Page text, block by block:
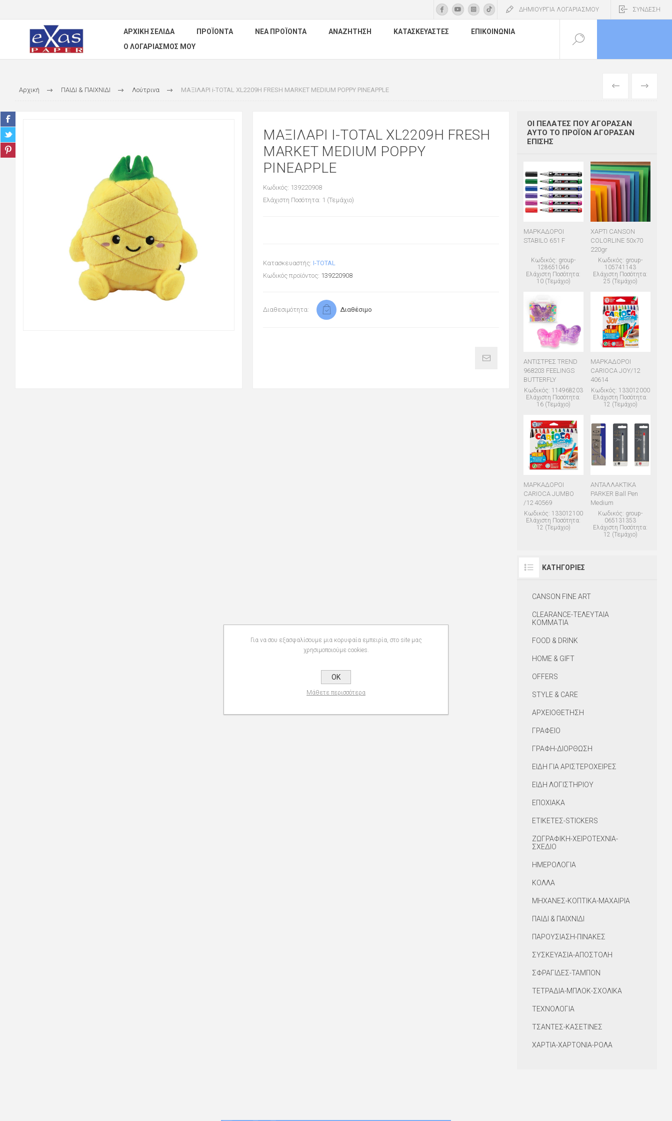
ΔΗΜΙΟΥΡΓΙΑ ΛΟΓΑΡΙΑΣΜΟΥ ΣΥΝΔΕΣΗ
ΑΡΧΙΚΉ ΣΕΛΊΔΑ ΠΡΟΪΌΝΤΑ ΝΈΑ ΠΡΟΪΌΝΤΑ ΑΝΑΖΉΤΗΣΗ ΚΑΤΑΣΚΕΥΑΣΤΈΣ
ΕΠΙΚΟΙΝΩΝΊΑ
Ο ΛΟΓΑΡΙΑΣΜΌΣ ΜΟΥ
Αρχική ΠΑΙΔΙ & ΠΑΙΧΝΙΔΙ Λούτρινα ΜΑΞΙΛΑΡΙ i-TOTAL XL2209H FRESH MARKET MEDIUM POPPY PINEAPPLE ΕΠΌΜΕΝΟ
ΜΑΞΙΛΑΡΙ I-TOTAL XL2209H FRESH
MARKET MEDIUM POPPY
PINEAPPLE
Κωδικός: 139220908
Ελάχιστη Ποσότητα: 1 (Τεμάχιο)
Κατασκευαστής: I-TOTAL
Κωδικός προϊόντος: 139220908
Διαθεσιμότητα: Διαθέσιμο
ΟΙ ΠΕΛΆΤΕΣ ΠΟΥ ΑΓΌΡΑΣΑΝ
ΑΥΤΌ ΤΟ ΠΡΟΪΌΝ ΑΓΌΡΑΣΑΝ
ΕΠΊΣΗΣ
ΜΑΡΚΑΔΟΡΟΙ
STABILO 651 F
Κωδικός: group-
128651046
Ελάχιστη Ποσότητα:
10 (Τεμάχιο)
ΧΑΡΤΙ CANSON
COLORLINE 50x70
220gr
Κωδικός: group-
105741143
Ελάχιστη Ποσότητα:
25 (Τεμάχιο)
ΑΝΤΙΣΤΡΕΣ TREND
968203 FEELINGS
BUTTERFLY
Κωδικός: 114968203
Ελάχιστη Ποσότητα:
16 (Τεμάχιο)
ΜΑΡΚΑΔΟΡΟΙ
CARIOCA JOY/12
40614
Κωδικός: 133012000
Ελάχιστη Ποσότητα:
12 (Τεμάχιο)
ΜΑΡΚΑΔΟΡΟΙ
CARIOCA JUMBO
/12 40569
Κωδικός: 133012100
Ελάχιστη Ποσότητα:
12 (Τεμάχιο)
ΑΝΤΑΛΛΑΚΤΙΚΑ
PARKER Ball Pen
Medium
Κωδικός: group-
065131353
Ελάχιστη Ποσότητα:
12 (Τεμάχιο)
ΚΑΤΗΓΟΡΊΕΣ
CANSON FINE ART
CLEARANCE-ΤΕΛΕΥΤΑΙΑ
ΚΟΜΜΑΤΙΑ
FOOD & DRINK
HOME & GIFT
OFFERS
STYLE & CARE
ΑΡΧΕΙΟΘΕΤΗΣΗ
ΓΡΑΦΕΙΟ
ΓΡΑΦΗ-ΔΙΟΡΘΩΣΗ
ΕΙΔΗ ΓΙΑ ΑΡΙΣΤΕΡΟΧΕΙΡΕΣ
ΕΙΔΗ ΛΟΓΙΣΤΗΡΙΟΥ
ΕΠΟΧΙΑΚΑ
ΕΤΙΚΕΤΕΣ-STICKERS
ΖΩΓΡΑΦΙΚΗ-ΧΕΙΡΟΤΕΧΝΙΑ-
ΣΧΕΔΙΟ
ΗΜΕΡΟΛΟΓΙΑ
ΚΟΛΛΑ
ΜΗΧΑΝΕΣ-ΚΟΠΤΙΚΑ-ΜΑΧΑΙΡΙΑ
ΠΑΙΔΙ & ΠΑΙΧΝΙΔΙ
ΠΑΡΟΥΣΙΑΣΗ-ΠΙΝΑΚΕΣ
ΣΥΣΚΕΥΑΣΙΑ-ΑΠΟΣΤΟΛΗ
ΣΦΡΑΓΙΔΕΣ-ΤΑΜΠΟΝ
ΤΕΤΡΑΔΙΑ-ΜΠΛΟΚ-ΣΧΟΛΙΚΑ
ΤΕΧΝΟΛΟΓΙΑ
ΤΣΑΝΤΕΣ-ΚΑΣΕΤΙΝΕΣ
ΧΑΡΤΙΑ-ΧΑΡΤΟΝΙΑ-ΡΟΛΑ
Για να σου εξασφαλίσουμε μια κορυφαία εμπειρία, στο site μας
χρησιμοποιούμε cookies.
OK
Μάθετε περισσότερα